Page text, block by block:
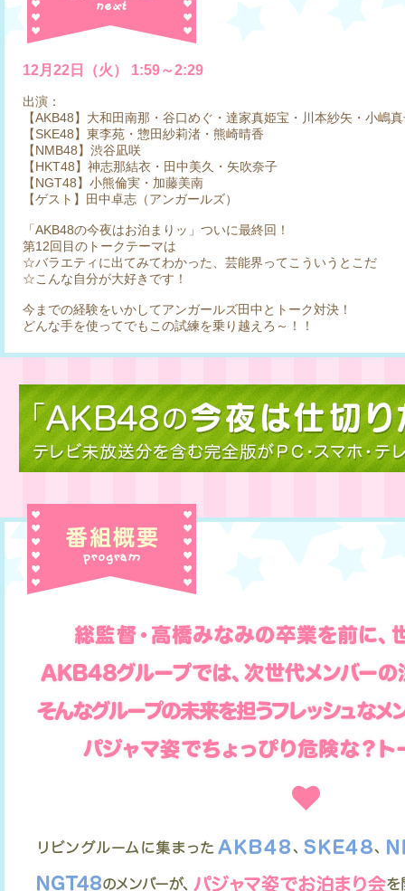
12月22日（火） 1:59～2:29
出演：
【AKB48】大和田南那・谷口めぐ・達家真姫宝・川本紗矢・小嶋
【SKE48】東李苑・惣田紗莉渚・熊崎晴香
【NMB48】渋谷凪咲
【HKT48】神志那結衣・田中美久・矢吹奈子
【NGT48】小熊倫実・加藤美南
【ゲスト】田中卓志（アンガールズ）
「AKB48の今夜はお泊まりッ」ついに最終回！
第12回目のトークテーマは
☆バラエティに出てみてわかった、芸能界ってこういうとこだ
☆こんな自分が大好きです！
今までの経験をいかしてアンガールズ田中とトーク対決！
どんな手を使ってでもこの試練を乗り越えろ～！！